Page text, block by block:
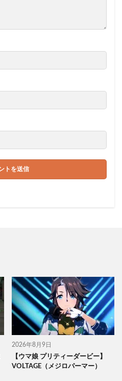
2026年8月9日
【ウマ娘 プリティーダービー】
VOLTAGE（メジロパーマー）